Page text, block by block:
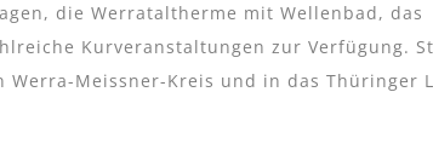
die Werrataltherme mit Wellenbad, das
Kurveranstaltungen zur Verfügung.
Meissner-Kreis und in das Thüringer